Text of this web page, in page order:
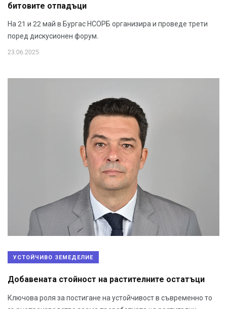
битовите отпадъци
На 21 и 22 май в Бургас НСОРБ организира и проведе трети
поред дискусионен форум.
23.06.2025
УСТОЙЧИВО ЗЕМЕДЕЛИЕ
Добавената стойност на растителните остатъци
Ключова роля за постигане на устойчивост в съвременно то